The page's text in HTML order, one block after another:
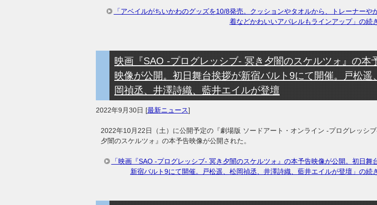
「アベイルがちいかわのグッズを10/8発売。クッションやタオルから、トレーナーや
着などかわいいアパレルもラインアップ」の続
映画『SAO -プログレッシブ- 冥き夕闇のスケルツォ』の本
映像が公開。初日舞台挨拶が新宿バルト9にて開催。戸松遥
岡禎丞、井澤詩織、藍井エイルが登壇
2022年9月30日 [最新ニュース]
2022年10月22日（土）に公開予定の『劇場版 ソードアート・オンライン -プログレッシブ
夕闇のスケルツォ』の本予告映像が公開された。
「映画『SAO -プログレッシブ- 冥き夕闇のスケルツォ』の本予告映像が公開。初日舞
新宿バルト9にて開催。戸松遥、松岡禎丞、井澤詩織、藍井エイルが登壇」の続